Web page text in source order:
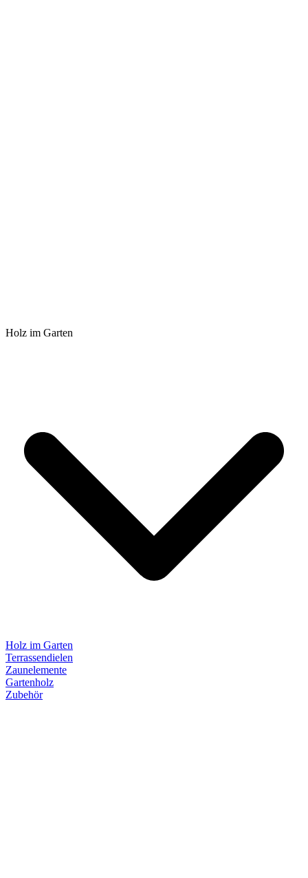
Holz im Garten
Holz im Garten
Terrassendielen
Zaunelemente
Gartenholz
Zubehör